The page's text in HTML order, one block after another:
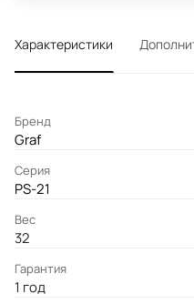
Характеристики
Бренд
Graf
Серия
PS-21
Вес
32
Гарантия
1 год